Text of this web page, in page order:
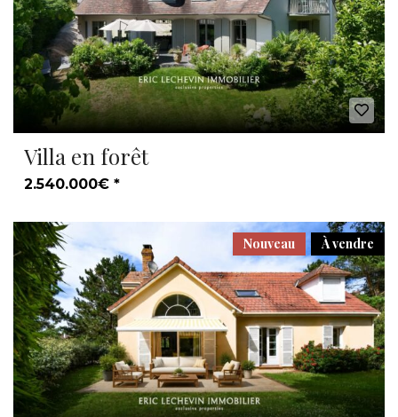
Villa en forêt
2.540.000€ *
À vendre
Nouveau